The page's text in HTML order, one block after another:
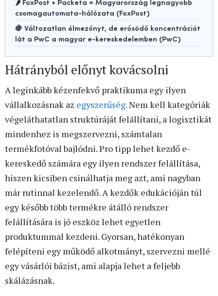
csomagautomata-hálózata (FoxPost)
🍇 Változatlan élmezőnyt, de erősödő koncentrációt
lát a PwC a magyar e-kereskedelemben (PwC)
Hátrányból előnyt kovácsolni
A leginkább kézenfekvő praktikuma egy ilyen
vállalkozásnak az egyszerűség. Nem kell kategóriák
végeláthatatlan struktúráját felállítani, a logisztikát
mindenhez is megszervezni, számtalan
termékfotóval bajlódni. Pro tipp lehet kezdő e-
kereskedő számára egy ilyen rendszer felállítása,
hiszen kicsiben csinálhatja meg azt, ami nagyban
már rutinnal kezelendő. A kezdők edukációján túl
egy később több termékre átálló rendszer
felállítására is jó eszköz lehet egyetlen
produktummal kezdeni. Gyorsan, hatékonyan
felépíteni egy működő alkotmányt, szervezni mellé
egy vásárlói bázist, ami alapja lehet a feljebb
skálázásnak.